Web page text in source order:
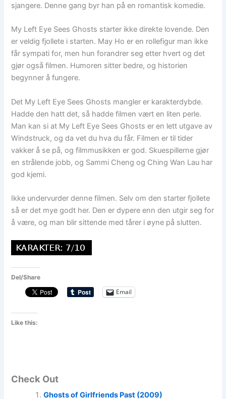
sjangere. Denne gang byr han på en romantisk komedie.
My Left Eye Sees Ghosts starter ikke direkte lovende. Den
er veldig fjollete i starten. May Ho er en rollefigur man ikke
får sympati for, men hun forandrer seg etter hvert og det
gjør også filmen. Humoren sitter bedre, og historien
begynner å fungere.
Det My Left Eye Sees Ghosts mangler er karakterdybde.
Hadde den hatt det, så hadde filmen vært en liten perle.
Man kan si at My Left Eye Sees Ghosts er en lett utgave av
Windstruck, og da vet du hva du får. Filmen er til tider
vakker å se på, og filmmusikken er god. Skuespillerne gjør
en strålende jobb, og Sammi Cheng og Ching Wan Lau har
god kjemi.
Ikke undervurder denne filmen. Selv om den starter fjollete
så er det mye godt her. Den er dypere enn den utgir seg for
å være, og man blir sittende med tårer i øyne på slutten.
Del/Share
Email
Like this:
Check Out
Ghosts of Girlfriends Past (2009)